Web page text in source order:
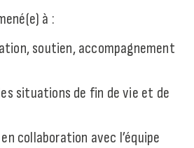
à :
soutien, accompagnement
situations de fin de vie et de
collaboration avec l’équipe